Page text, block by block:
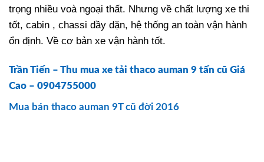
trọng nhiều voà ngoại thất. Nhưng về chất lượng xe thi
tốt, cabin , chassi dầy dặn, hệ thống an toàn vận hành
ổn định. Về cơ bản xe vận hành tốt.
Trần Tiến – Thu mua xe tải thaco auman 9 tấn cũ Giá
Cao – 0904755000
Mua bán thaco auman 9T cũ đời 2016